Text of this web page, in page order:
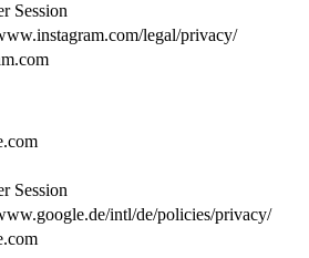
Session
legal/privacy/
Session
intl/de/policies/privacy/